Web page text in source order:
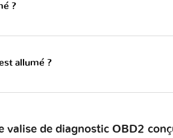
?
allumé ?
valise de diagnostic OBD2